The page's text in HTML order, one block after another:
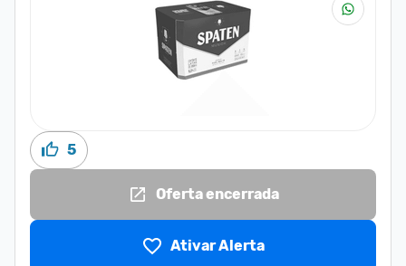
5
Oferta encerrada
Ativar Alerta